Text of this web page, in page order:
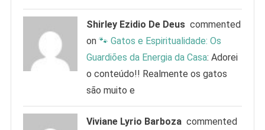
Shirley Ezidio De Deus commented
on🐾 Gatos e Espiritualidade: Os
Guardiões da Energia da Casa: Adorei
o conteúdo!! Realmente os gatos
são muito e
Viviane Lyrio Barboza commented